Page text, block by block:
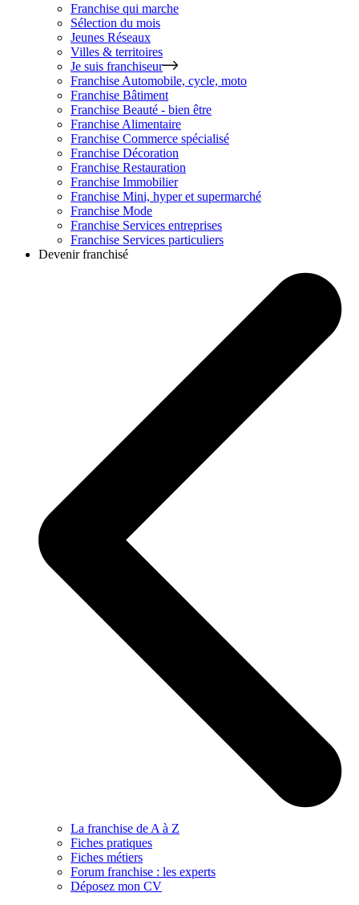
Franchise qui marche
Sélection du mois
Jeunes Réseaux
Villes & territoires
Je suis franchiseur
Franchise Automobile, cycle, moto
Franchise Bâtiment
Franchise Beauté - bien être
Franchise Alimentaire
Franchise Commerce spécialisé
Franchise Décoration
Franchise Restauration
Franchise Immobilier
Franchise Mini, hyper et supermarché
Franchise Mode
Franchise Services entreprises
Franchise Services particuliers
Devenir franchisé
La franchise de A à Z
Fiches pratiques
Fiches métiers
Forum franchise : les experts
Déposez mon CV